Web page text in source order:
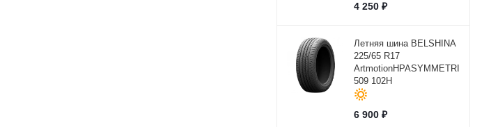
4 250₽
Летняя шина BELSHINA
225/65 R17
ArtmotionHPASYMMETRICBEL-
509 102H
6 900₽